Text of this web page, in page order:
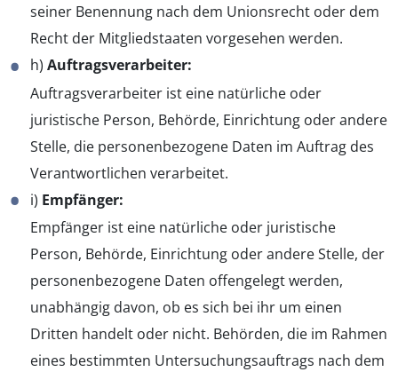
seiner Benennung nach dem Unionsrecht oder dem
Recht der Mitgliedstaaten vorgesehen werden.
h) Auftragsverarbeiter:
Auftragsverarbeiter ist eine natürliche oder
juristische Person, Behörde, Einrichtung oder andere
Stelle, die personenbezogene Daten im Auftrag des
Verantwortlichen verarbeitet.
i) Empfänger:
Empfänger ist eine natürliche oder juristische
Person, Behörde, Einrichtung oder andere Stelle, der
personenbezogene Daten offengelegt werden,
unabhängig davon, ob es sich bei ihr um einen
Dritten handelt oder nicht. Behörden, die im Rahmen
eines bestimmten Untersuchungsauftrags nach dem